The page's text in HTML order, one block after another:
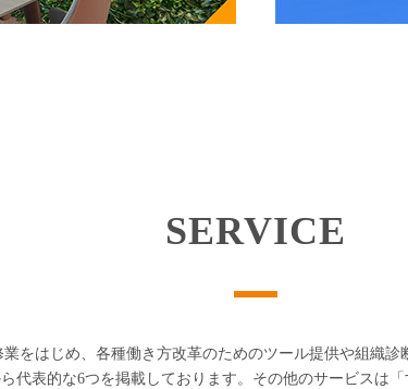
SERVICE
をはじめ、各種働き方改革のためのツール提供や組織診
代表的な6つを掲載しております。その他のサービスは